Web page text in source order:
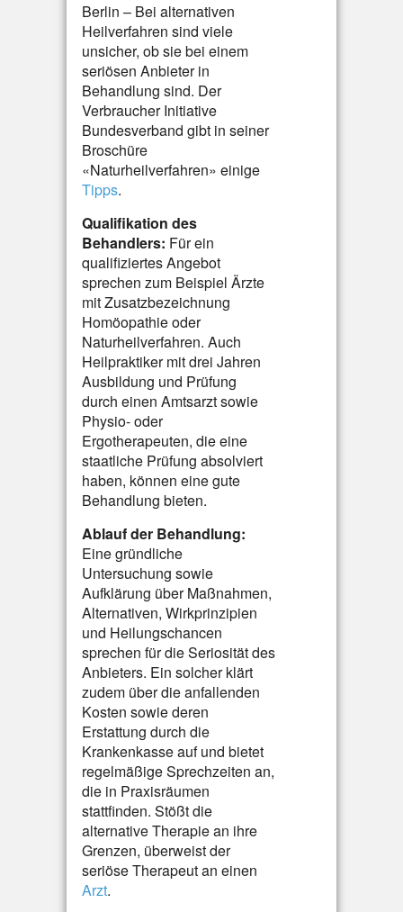
Berlin – Bei alternativen
Heilverfahren sind viele
unsicher, ob sie bei einem
seriösen Anbieter in
Behandlung sind. Der
Verbraucher Initiative
Bundesverband gibt in seiner
Broschüre
«Naturheilverfahren» einige
Tipps.
Qualifikation des
Behandlers: Für ein
qualifiziertes Angebot
sprechen zum Beispiel Ärzte
mit Zusatzbezeichnung
Homöopathie oder
Naturheilverfahren. Auch
Heilpraktiker mit drei Jahren
Ausbildung und Prüfung
durch einen Amtsarzt sowie
Physio- oder
Ergotherapeuten, die eine
staatliche Prüfung absolviert
haben, können eine gute
Behandlung bieten.
Ablauf der Behandlung:
Eine gründliche
Untersuchung sowie
Aufklärung über Maßnahmen,
Alternativen, Wirkprinzipien
und Heilungschancen
sprechen für die Seriosität des
Anbieters. Ein solcher klärt
zudem über die anfallenden
Kosten sowie deren
Erstattung durch die
Krankenkasse auf und bietet
regelmäßige Sprechzeiten an,
die in Praxisräumen
stattfinden. Stößt die
alternative Therapie an ihre
Grenzen, überweist der
seriöse Therapeut an einen
Arzt.